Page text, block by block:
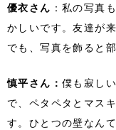
優衣さん ：私の写真
かしいです。友達が
でも、写真を飾ると
慎平さん： 僕も寂し
で、ペタペタとマス
す。ひとつの壁なん